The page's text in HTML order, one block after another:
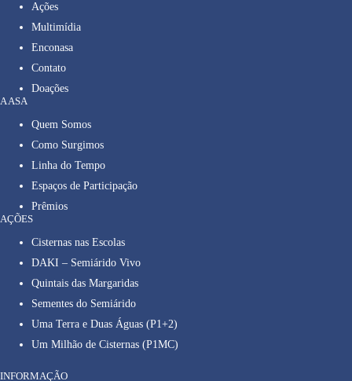
Ações
Multimídia
Enconasa
Contato
Doações
A ASA
Quem Somos
Como Surgimos
Linha do Tempo
Espaços de Participação
Prêmios
AÇÕES
Cisternas nas Escolas
DAKI – Semiárido Vivo
Quintais das Margaridas
Sementes do Semiárido
Uma Terra e Duas Águas (P1+2)
Um Milhão de Cisternas (P1MC)
INFORMAÇÃO